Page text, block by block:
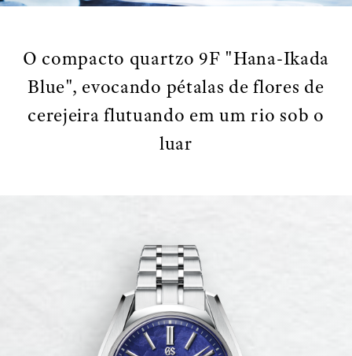
O compacto quartzo 9F "Hana-Ikada
Blue", evocando pétalas de flores de
cerejeira flutuando em um rio sob o
luar